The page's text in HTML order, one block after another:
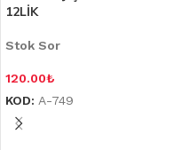
12LİK
Stok Sor
120.00₺
KOD: A-749